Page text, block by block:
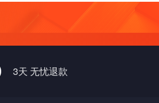
3天 无忧退款